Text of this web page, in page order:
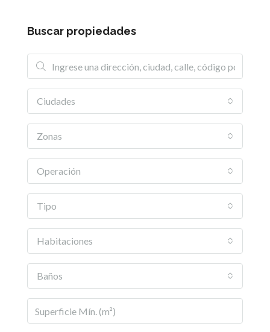
Buscar propiedades
Ciudades
Zonas
Operación
Tipo
Habitaciones
Baños